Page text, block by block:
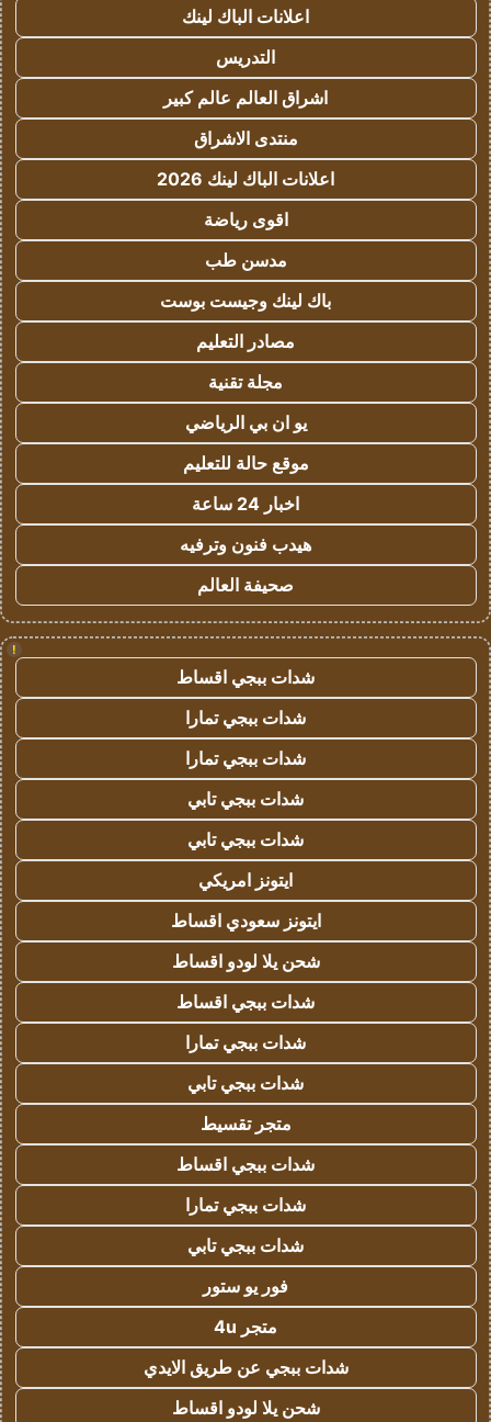
اعلانات الباك لينك
التدريس
اشراق العالم عالم كبير
منتدى الاشراق
اعلانات الباك لينك 2026
اقوى رياضة
مدسن طب
باك لينك وجيست بوست
مصادر التعليم
مجلة تقنية
يو ان بي الرياضي
موقع حالة للتعليم
اخبار 24 ساعة
هيدب فنون وترفيه
صحيفة العالم
!
شدات ببجي اقساط
شدات ببجي تمارا
شدات ببجي تمارا
شدات ببجي تابي
شدات ببجي تابي
ايتونز امريكي
ايتونز سعودي اقساط
شحن يلا لودو اقساط
شدات ببجي اقساط
شدات ببجي تمارا
شدات ببجي تابي
متجر تقسيط
شدات ببجي اقساط
شدات ببجي تمارا
شدات ببجي تابي
فور يو ستور
متجر 4u
شدات ببجي عن طريق الايدي
شحن يلا لودو اقساط